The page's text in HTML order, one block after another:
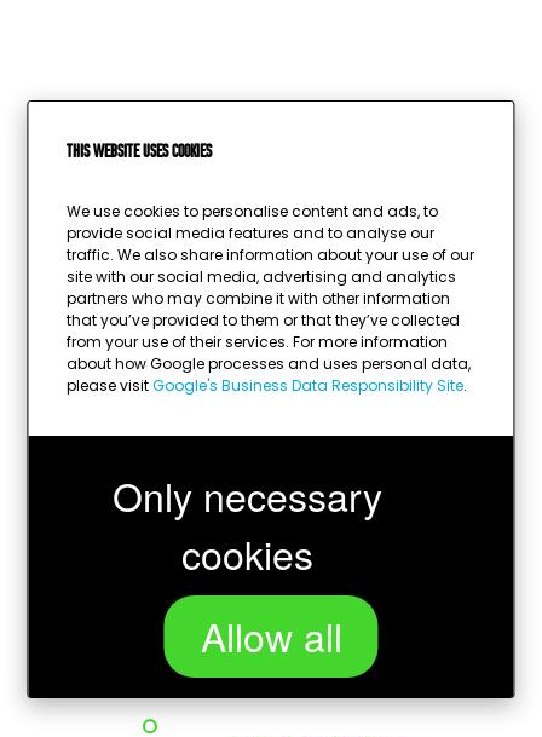
This website uses cookies
We use cookies to personalise content and ads, to
provide social media features and to analyse our
traffic. We also share information about your use of our
site with our social media, advertising and analytics
partners who may combine it with other information
that you’ve provided to them or that they’ve collected
from your use of their services. For more information
about how Google processes and uses personal data,
please visitGoogle's Business Data Responsibility Site.
Only necessary
cookies
Allow all